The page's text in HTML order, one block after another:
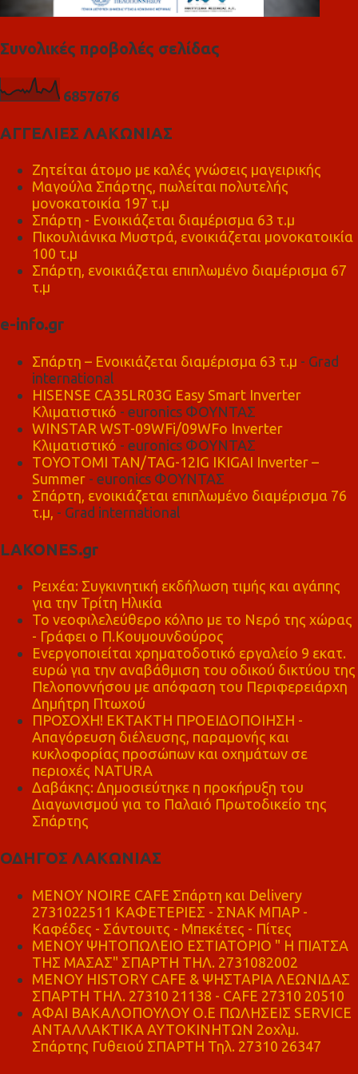
Συνολικές προβολές σελίδας
6857676
ΑΓΓΕΛΙΕΣ ΛΑΚΩΝΙΑΣ
Ζητείται άτομο με καλές γνώσεις μαγειρικής
Μαγούλα Σπάρτης, πωλείται πολυτελής
μονοκατοικία 197 τ.μ
Σπάρτη - Ενοικιάζεται διαμέρισμα 63 τ.μ
Πικουλιάνικα Μυστρά, ενοικιάζεται μονοκατοικία
100 τ.μ
Σπάρτη, ενοικιάζεται επιπλωμένο διαμέρισμα 67
τ.μ
e-info.gr
Σπάρτη – Ενοικιάζεται διαμέρισμα 63 τ.μ - Grad
international
HISENSE CA35LR03G Easy Smart Inverter
Κλιματιστικό - euronics ΦΟΥΝΤΑΣ
WINSTAR WST-09WFi/09WFo Inverter
Κλιματιστικό - euronics ΦΟΥΝΤΑΣ
TOYOTOMI TAN/TAG-12IG IKIGAI Inverter –
Summer - euronics ΦΟΥΝΤΑΣ
Σπάρτη, ενοικιάζεται επιπλωμένο διαμέρισμα 76
τ.μ, - Grad international
LAKONES.gr
Ρειχέα: Συγκινητική εκδήλωση τιμής και αγάπης
για την Τρίτη Ηλικία
Το νεοφιλελεύθερο κόλπο με το Νερό της χώρας
- Γράφει ο Π.Κουμουνδούρος
Ενεργοποιείται χρηματοδοτικό εργαλείο 9 εκατ.
ευρώ για την αναβάθμιση του οδικού δικτύου της
Πελοποννήσου με απόφαση του Περιφερειάρχη
Δημήτρη Πτωχού
ΠΡΟΣΟΧΗ! ΕΚΤΑΚΤΗ ΠΡΟΕΙΔΟΠΟΙΗΣΗ -
Απαγόρευση διέλευσης, παραμονής και
κυκλοφορίας προσώπων και οχημάτων σε
περιοχές NATURA
Δαβάκης: Δημοσιεύτηκε η προκήρυξη του
Διαγωνισμού για το Παλαιό Πρωτοδικείο της
Σπάρτης
ΟΔΗΓΟΣ ΛΑΚΩΝΙΑΣ
MENOY NOIRE CAFE Σπάρτη και Delivery
2731022511 ΚΑΦΕΤΕΡΙΕΣ - ΣΝΑΚ ΜΠΑΡ -
Καφέδες - Σάντουιτς - Μπεκέτες - Πίτες
ΜΕΝΟΥ ΨΗΤΟΠΩΛΕΙΟ ΕΣΤΙΑΤΟΡΙΟ " Η ΠΙΑΤΣΑ
ΤΗΣ ΜΑΣΑΣ" ΣΠΑΡΤΗ ΤΗΛ. 2731082002
ΜΕΝΟΥ HISTORY CAFE & ΨΗΣΤΑΡΙΑ ΛΕΩΝΙΔΑΣ
ΣΠΑΡΤΗ ΤΗΛ. 27310 21138 - CAFE 27310 20510
ΑΦΑΙ ΒΑΚΑΛΟΠΟΥΛΟΥ Ο.Ε ΠΩΛΗΣΕΙΣ SERVICE
ΑΝΤΑΛΛΑΚΤΙΚΑ ΑΥΤΟΚΙΝΗΤΩΝ 2οχλμ.
Σπάρτης Γυθειού ΣΠΑΡΤΗ Τηλ. 27310 26347